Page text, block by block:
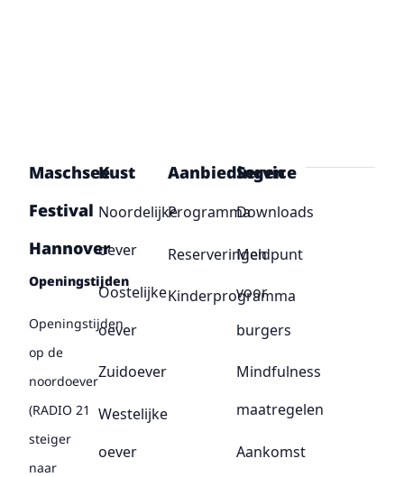
Maschsee
Festival
Hannover
Openingstijden
Openingstijden
op de
noordoever
(RADIO 21
steiger
naar
Kust
Noordelijke
oever
Oostelijke
oever
Zuidoever
Westelijke
oever
Aanbiedingen
Programma
Reserveringen
Kinderprogramma
Service
Downloads
Meldpunt
voor
burgers
Mindfulness
maatregelen
Aankomst